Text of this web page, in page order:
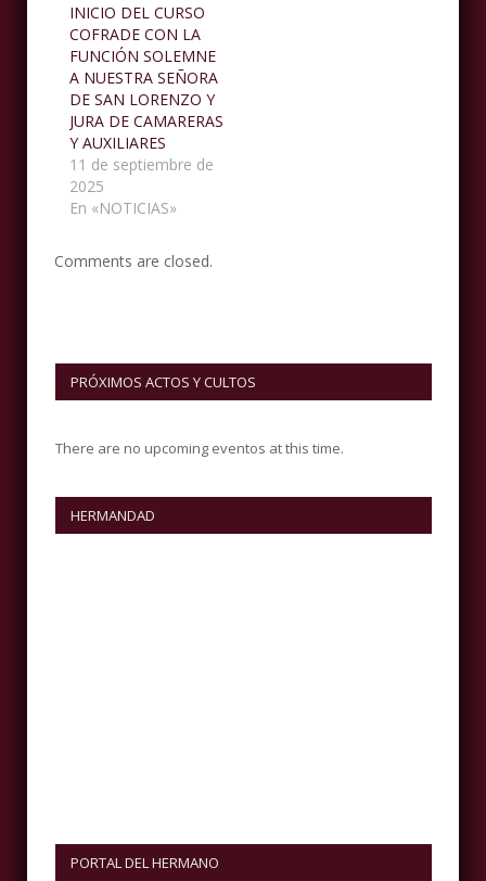
INICIO DEL CURSO
COFRADE CON LA
FUNCIÓN SOLEMNE
A NUESTRA SEÑORA
DE SAN LORENZO Y
JURA DE CAMARERAS
Y AUXILIARES
11 de septiembre de
2025
En «NOTICIAS»
Comments are closed.
PRÓXIMOS ACTOS Y CULTOS
There are no upcoming eventos at this time.
HERMANDAD
PORTAL DEL HERMANO